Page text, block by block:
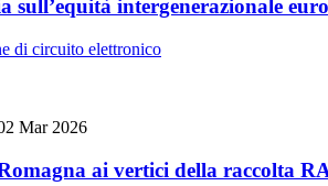
sull’equità intergenerazionale
Mar 2026
ai vertici della raccolta